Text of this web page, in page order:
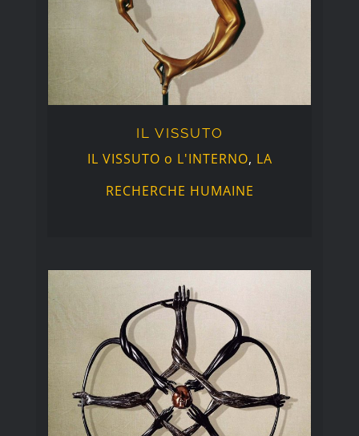
IL VISSUTO
IL VISSUTO
IL VISSUTO o L'INTERNO, LA
RECHERCHE HUMAINE
IL MEDITATO